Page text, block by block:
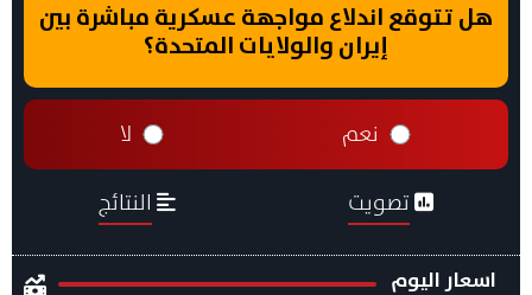
هل تتوقع اندلاع مواجهة عسكرية مباشرة بين
إيران والولايات المتحدة؟
نعم لا
تصويت النتائج
اسعار اليوم